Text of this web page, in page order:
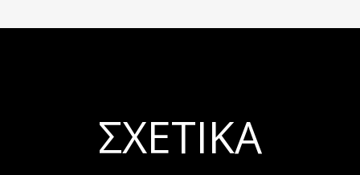
ΣΧΕΤΙΚΆ